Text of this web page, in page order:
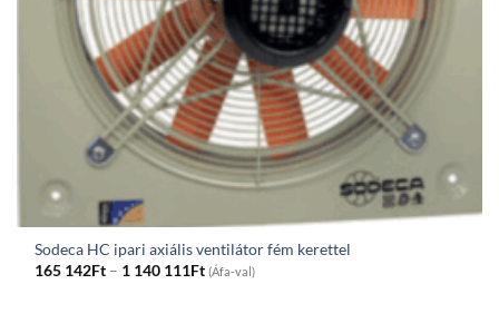
Sodeca HC ipari axiális ventilátor fém kerettel
165 142Ft – 1 140 111FtPrice
range:
(Áfa-val)